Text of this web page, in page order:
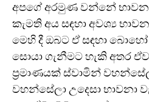
අපගේ අරමුණ වන්නේ
කැමති අය සඳහා අවශ්‍ය
මෙහි දී ඔබට ඒ සඳහා බොහෝ
සොයා ගැනීමට හැකි අතර
ප්‍රමාණයක් ස්වාමින්
වහන්සේලා උදෙසා භාවනා